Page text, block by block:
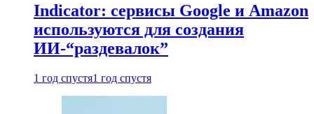
Indicator: сервисы Google и Amazon
используются для создания
ИИ-“раздевалок”
1 год спустя1 год спустя